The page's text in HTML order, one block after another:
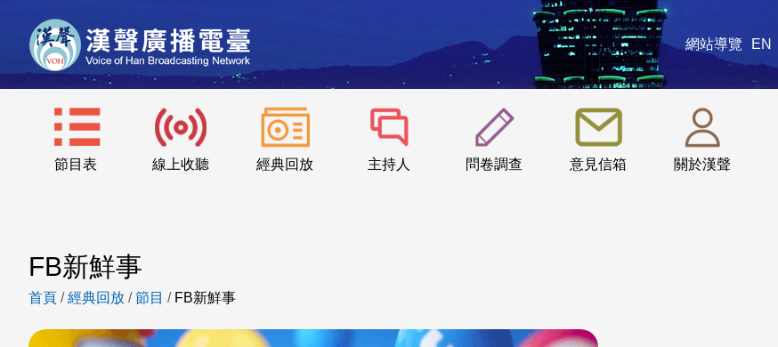
網站導覽 EN
節目表 線上收聽 經典回放 主持人 問卷調查 意見信箱 關於漢聲
:::
FB新鮮事
首頁 /經典回放 /節目 / FB新鮮事